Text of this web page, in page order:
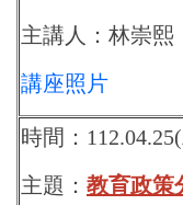
主講人：林崇熙
講座照片
時間：
主題： 教育政策